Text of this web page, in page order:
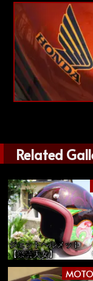
Related
ジェットヘルメット
【祭雲天女】